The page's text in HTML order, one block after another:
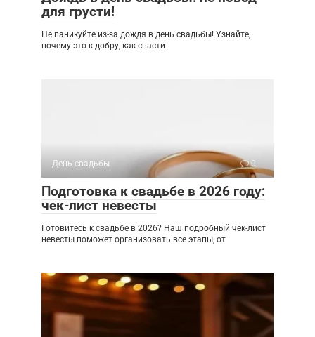
для грусти!
Не паникуйте из-за дождя в день свадьбы! Узнайте,
почему это к добру, как спасти
День свадьбы 0
Подготовка к свадьбе в 2026 году:
чек-лист невесты
Готовитесь к свадьбе в 2026? Наш подробный чек-лист
невесты поможет организовать все этапы, от